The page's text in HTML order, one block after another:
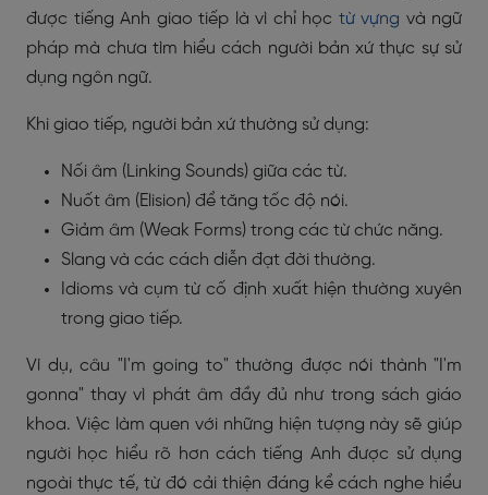
được tiếng Anh giao tiếp là vì chỉ học từ vựng và ngữ
pháp mà chưa tìm hiểu cách người bản xứ thực sự sử
dụng ngôn ngữ.
Khi giao tiếp, người bản xứ thường sử dụng:
Nối âm (Linking Sounds) giữa các từ.
Nuốt âm (Elision) để tăng tốc độ nói.
Giảm âm (Weak Forms) trong các từ chức năng.
Slang và các cách diễn đạt đời thường.
Idioms và cụm từ cố định xuất hiện thường xuyên
trong giao tiếp.
Ví dụ, câu "I'm going to" thường được nói thành "I'm
gonna" thay vì phát âm đầy đủ như trong sách giáo
khoa. Việc làm quen với những hiện tượng này sẽ giúp
người học hiểu rõ hơn cách tiếng Anh được sử dụng
ngoài thực tế, từ đó cải thiện đáng kể cách nghe hiểu